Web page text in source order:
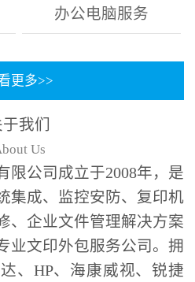
办公电脑服务
更多>>
于我们
Us
限公司成立于2008年，是
集成、监控安防、复印机
、企业文件管理解决方案
业文印外包服务公司。拥
、HP、海康威视、锐捷